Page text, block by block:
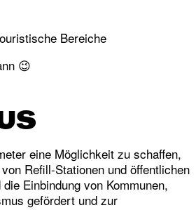
Bereiche
😉
eine Möglichkeit zu schaffen,
Refill-Stationen und öffentlichen
Einbindung von Kommunen,
gefördert und zur